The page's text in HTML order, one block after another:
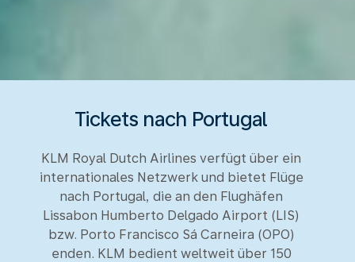
Tickets nach Portugal
KLM Royal Dutch Airlines verfügt über ein
internationales Netzwerk und bietet Flüge
nach Portugal, die an den Flughäfen
Lissabon Humberto Delgado Airport (LIS)
bzw. Porto Francisco Sá Carneira (OPO)
enden. KLM bedient weltweit über 150